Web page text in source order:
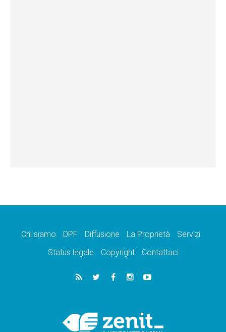
Chi siamo DPF Diffusione La Proprietà
Servizi
Status legale
Copyright Contattaci